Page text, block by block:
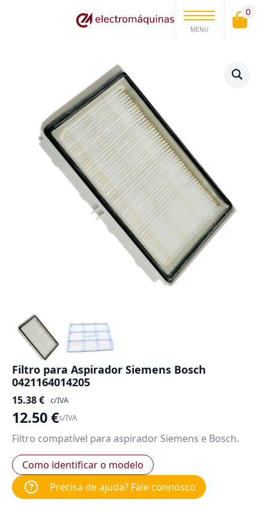
MENU
0
Filtro para Aspirador Siemens Bosch
0421164014205
15.38€ c/IVA
12.50€s/IVA
Filtro compatível para aspirador Siemens e Bosch.
Como identificar o modelo
Precisa de ajuda? Fale connosco